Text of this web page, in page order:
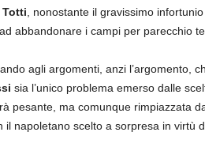
Totti , nonostante il gravissimo
abbandonare i campi per parecchio
agli argomenti, anzi l’argomento,
sia l’unico problema emerso dalle
pesante, ma comunque rimpiazzata
il napoletano scelto a sorpresa in virtù